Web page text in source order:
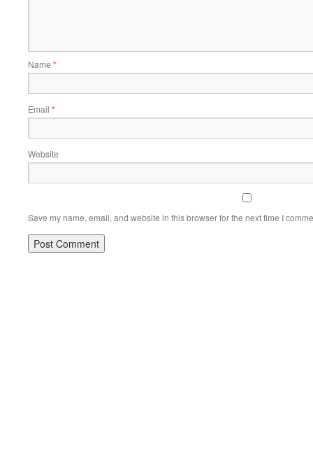
Name *
Email *
Website
Save my name, email, and website in this browser for the next time I